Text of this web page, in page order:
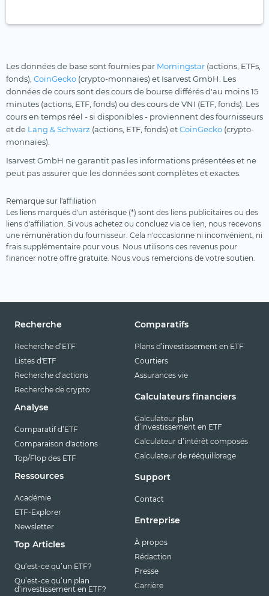
Les données de base sont fournies par Morningstar (actions, ETFs,
fonds), CoinGecko (crypto-monnaies) et Isarvest GmbH. Les
données de cours sont des cours de bourse différés d'au moins 15
minutes (actions, ETF, fonds) ou des cours de VNI (ETF, fonds). Les
cours en temps réel - si disponibles - proviennent des fournisseurs
et de Lang & Schwarz (actions, ETF, fonds) etCoinGecko (crypto-
monnaies).
Isarvest GmbH ne garantit pas les informations présentées et ne
peut pas assurer que les données sont complètes et exactes.
Remarque sur l'affiliation
Les liens marqués d'un astérisque (*) sont des liens publicitaires ou des
liens d'affiliation. Si vous achetez ou concluez via ce lien, nous recevons
une rémunération du fournisseur. Cela n'occasionne ni inconvénient, ni
frais supplémentaire pour vous. Nous utilisons ces revenus pour
financer notre offre gratuite. Nous vous remercions de votre soutien.
Recherche
Recherche d’ETF
Listes d'ETF
Recherche d’actions
Recherche de crypto
Analyse
Comparatif d’ETF
Comparaison d'actions
Top/Flop des ETF
Ressources
Académie
ETF-Explorer
Newsletter
Top Articles
Qu’est-ce qu’un ETF?
Qu’est-ce qu’un plan
d’investissement en ETF?
Comparatifs
Plans d’investissement en ETF
Courtiers
Assurances vie
Calculateurs financiers
Calculateur plan
d’investissement en ETF
Calculateur d’intérêt composés
Calculateur de rééquilibrage
Support
Contact
Entreprise
À propos
Rédaction
Presse
Carrière